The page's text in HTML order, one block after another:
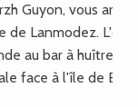
Guyon, vous
de Lanmodez.
au bar à huître
face à l'île de